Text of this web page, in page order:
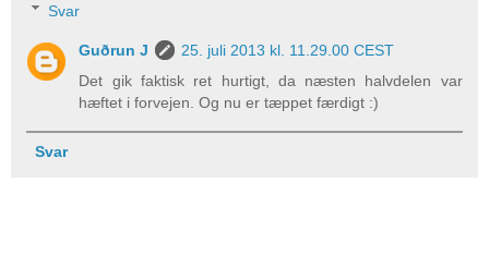
Svar
Guðrun J
25. juli 2013 kl. 11.29.00 CEST
Det gik faktisk ret hurtigt, da næsten halvdelen var
hæftet i forvejen. Og nu er tæppet færdigt :)
Svar